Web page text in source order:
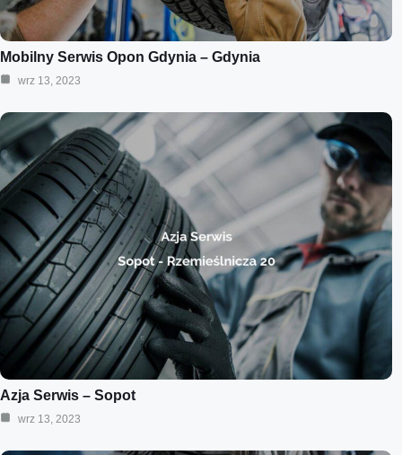
Mobilny Serwis Opon Gdynia – Gdynia
wrz 13, 2023
Azja Serwis – Sopot
wrz 13, 2023